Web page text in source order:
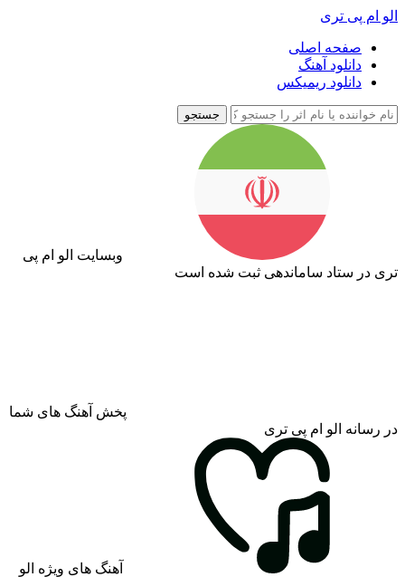
الو ام پی تری
صفحه اصلی
دانلود آهنگ
دانلود ریمیکس
جستجو
وبسایت الو ام پی
تری در ستاد ساماندهی ثبت شده است
پخش آهنگ های شما
در رسانه الو ام پی تری
آهنگ های ویژه الو